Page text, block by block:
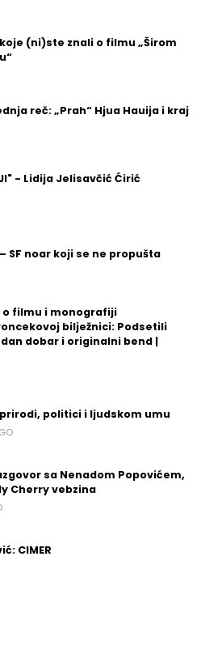
(ni)ste znali o filmu „Širom
reč: „Prah“ Hjua Hauija i kraj
- Lidija Jelisavčić Ćirić
SF noar koji se ne propušta
o filmu i monografiji
bilježnici: Podsetili
dobar i originalni bend |
politici i ljudskom umu
sa Nenadom Popovićem,
Cherry vebzina
CIMER